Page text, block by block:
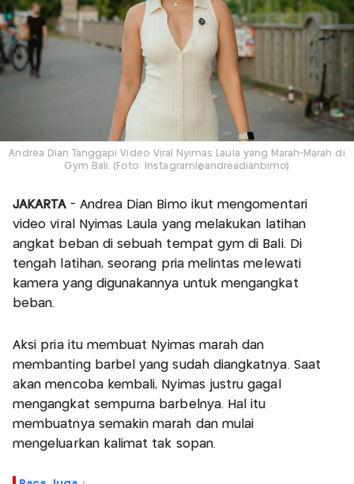
Andrea Dian Tanggapi Video Viral Nyimas Laula yang Marah-Marah di
Gym Bali. (Foto: Instagram|@andreadianbimo)
JAKARTA- Andrea Dian Bimo ikut mengomentari
video viral Nyimas Laula yang melakukan latihan
angkat beban di sebuah tempat gym di Bali. Di
tengah latihan, seorang pria melintas melewati
kamera yang digunakannya untuk mengangkat
beban.
Aksi pria itu membuat Nyimas marah dan
membanting barbel yang sudah diangkatnya. Saat
akan mencoba kembali, Nyimas justru gagal
mengangkat sempurna barbelnya. Hal itu
membuatnya semakin marah dan mulai
mengeluarkan kalimat tak sopan.